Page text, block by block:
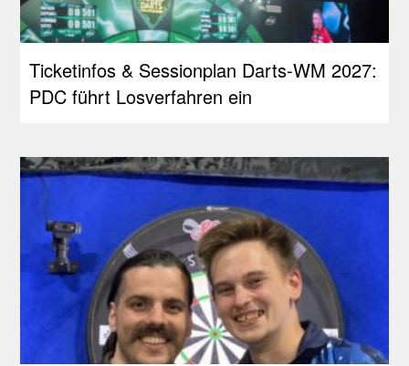
Ticketinfos & Sessionplan Darts-WM 2027:
PDC führt Losverfahren ein